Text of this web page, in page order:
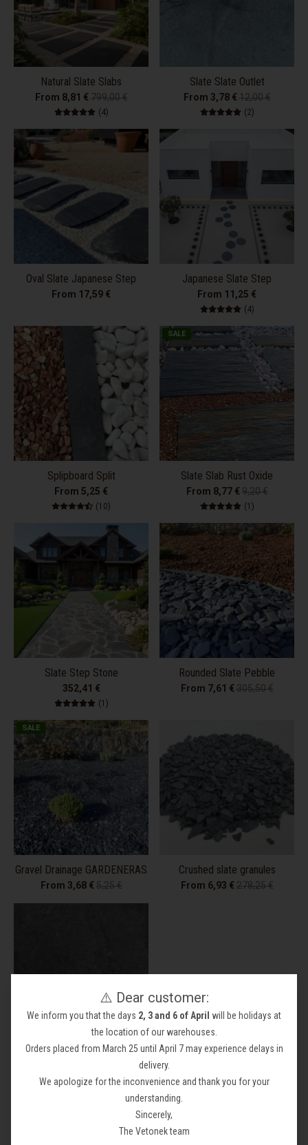
⚠️ Dear customer:
We inform you that the days 2, 3 and 6 of April will be holidays at
the location of our warehouses.
Orders placed from March 25 until April 7 may experience delays in
delivery.
We apologize for the inconvenience and thank you for your
understanding.
Sincerely,
The Vetonek team
Natural Slate Slabs
From 8,81 € 799,00 €
(4)4 total reviews
Slate Slate Outlet
From 3,78 € 12,00 €
(2)2 total
Oval Slate Japanese Step
From 17,59 €
Japanese Slate Step
From 11,25 €
(4)4 total
Splipboard Split
From 5,25 €
(10)
SALE
Slate Slab Rust Oxide
From 8,77 € 9,20 €
(1)1 total
Slate Step Stone
352,41 €
(1)1 total reviews
Rounded Slate Pebble
From 7,61 € 305,50 €
SALE
Gravel Drainage GARDENERAS
From 3,68 € 5,25 €
Crushed slate granules
From 6,93 € 278,25 €
XL Porcelain Slab Slate
From 66,81 €